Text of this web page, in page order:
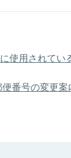
使用されてい
番号の変更案